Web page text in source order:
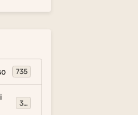
735
317